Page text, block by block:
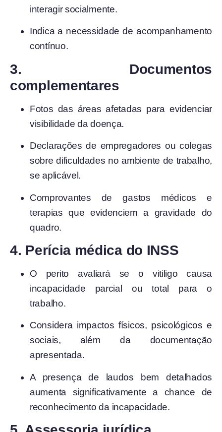
interagir socialmente.
Indica a necessidade de acompanhamento
contínuo.
3. Documentos
complementares
Fotos das áreas afetadas para evidenciar
visibilidade da doença.
Declarações de empregadores ou colegas
sobre dificuldades no ambiente de trabalho,
se aplicável.
Comprovantes de gastos médicos e
terapias que evidenciem a gravidade do
quadro.
4. Perícia médica do INSS
O perito avaliará se o vitiligo causa
incapacidade parcial ou total para o
trabalho.
Considera impactos físicos, psicológicos e
sociais, além da documentação
apresentada.
A presença de laudos bem detalhados
aumenta significativamente a chance de
reconhecimento da incapacidade.